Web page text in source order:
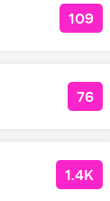
109
76
1.4K